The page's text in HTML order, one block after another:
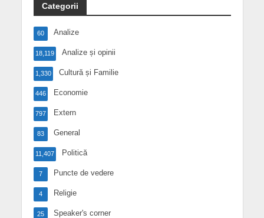
Categorii
Analize
60
Analize și opinii
18,119
Cultură și Familie
1,330
Economie
446
Extern
797
General
83
Politică
11,407
Puncte de vedere
7
Religie
4
Speaker's corner
25